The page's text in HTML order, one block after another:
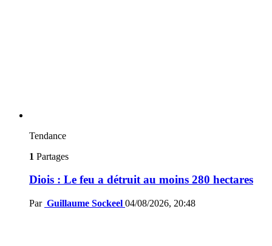
Tendance
1 Partages
Diois : Le feu a détruit au moins 280 hectares
Par Guillaume Sockeel 04/08/2026, 20:48